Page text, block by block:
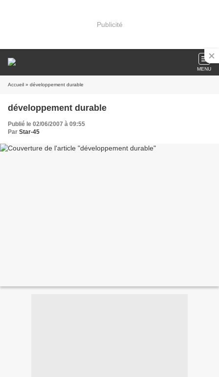
Publicité
MENU
Accueil » développement durable
développement durable
Publié le 02/06/2007 à 09:55
Par Star-45